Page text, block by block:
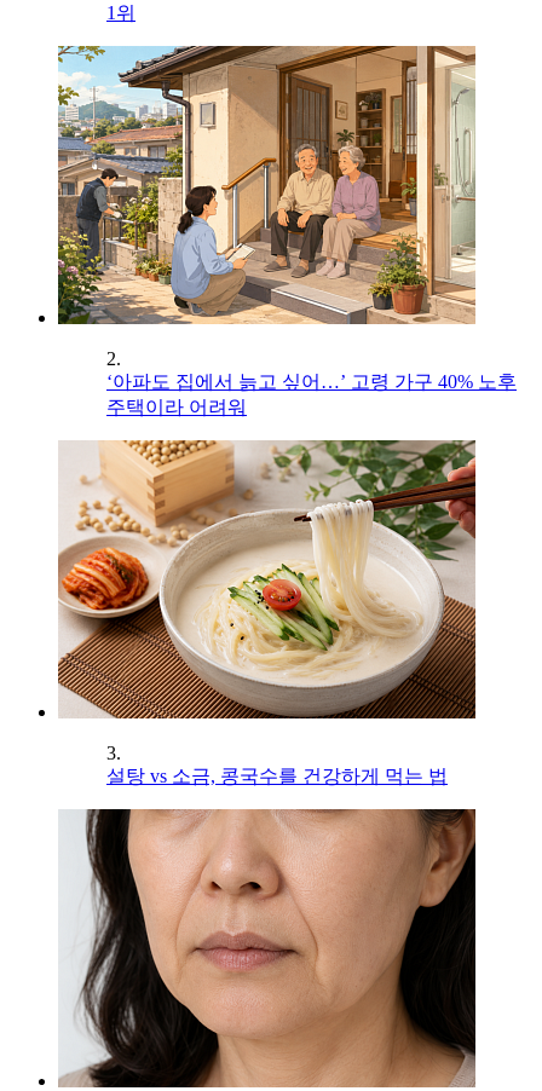
1위
2.
‘아파도 집에서 늙고 싶어…’ 고령 가구 40% 노후
주택이라 어려워
3.
설탕 vs 소금, 콩국수를 건강하게 먹는 법